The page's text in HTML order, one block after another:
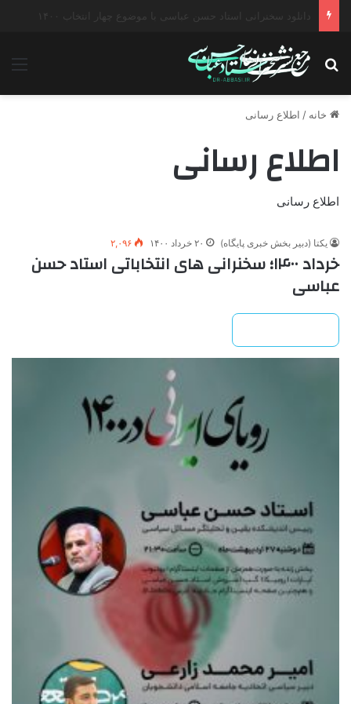
دانلود گفتگو با موضوع جنگ دیپلماتیک آمریکا علیه ایران
جستجو برای
خانه / اطلاع رسانی
اطلاع رسانی
اطلاع رسانی
یکتا (دبیر بخش خبری پایگاه) ۲۰ خرداد ۱۴۰۰ ۲,۰۹۶
خرداد ۱۴۰۰؛ سخنرانی های انتخاباتی استاد حسن
عباسی